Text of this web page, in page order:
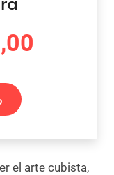
el arte cubista,